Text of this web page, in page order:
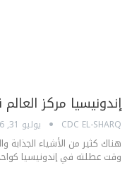
إندونيسيا مركز
CDC EL-SHARQ يوليو 31, 2016
هناك كثير من الأشياء الجذابة
وقت عطلته في إندونيسيا